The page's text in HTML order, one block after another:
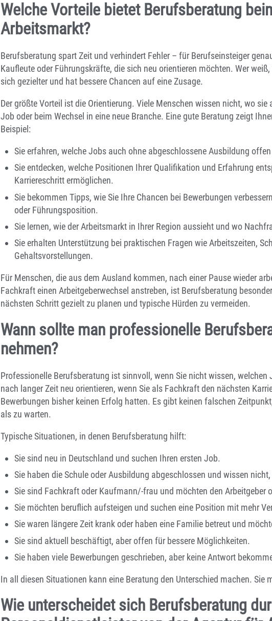
Welche Vorteile bietet Berufsberatung
Arbeitsmarkt?
Berufsberatung spart Zeit und verhindert Fehler – für Berufseinsteiger
Kaufleute oder Führungskräfte, die sich neu orientieren möchten. Wer
sich gezielter und hat bessere Chancen auf eine Zusage.
Der größte Vorteil ist die Orientierung. Viele Menschen wissen nicht, wo
Job oder beim Wechsel in eine neue Branche. Eine gute Beratung zeigt
Beispiel:
Sie erfahren, welche Jobs auch ohne abgeschlossene Ausbildung
Sie entdecken, welche Positionen Ihrer Qualifikation und Erfahrung
Karriereschritt ermöglichen.
Sie bekommen Tipps, wie Sie Ihre Chancen bei Bewerbungen
oder Führungsposition.
Sie lernen, wie der Arbeitsmarkt in Ihrer Region aussieht und wo
Sie erhalten Unterstützung bei praktischen Fragen wie Arbeitszeiten,
Gehaltsvorstellungen.
Für Menschen, die aus dem Ausland kommen, nach einer Pause wieder
Fachkraft einen Arbeitgeberwechsel anstreben, ist Berufsberatung
nächsten Schritt gezielt zu planen und typische Hürden zu vermeiden.
Wann sollte man professionelle
nehmen?
Professionelle Berufsberatung ist sinnvoll, wenn Sie nicht wissen, welchen
nach langer Zeit neu orientieren, wenn Sie als Fachkraft den nächsten
Bewerbungen bisher keinen Erfolg hatten. Es gibt keinen falschen
als zu warten.
Typische Situationen, in denen Berufsberatung hilft:
Sie sind neu in Deutschland und suchen Ihren ersten Job.
Sie haben die Schule oder Ausbildung abgeschlossen und wissen
Sie sind Fachkraft oder Kaufmann/-frau und möchten den Arbeitgeber
Sie möchten beruflich aufsteigen und suchen eine Position mit mehr
Sie waren längere Zeit krank oder haben eine Familie betreut und
Sie sind aktuell beschäftigt, aber offen für bessere Möglichkeiten.
Sie haben viele Bewerbungen geschrieben, aber keine Antwort
In all diesen Situationen kann eine Beratung den Unterschied machen. Sie
Wie unterscheidet sich Berufsberatung